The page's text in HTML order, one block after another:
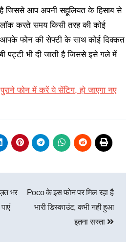
जिससे आप अपनी सहूलियत के हिसाब से
करते समय किसी तरह की कोई
फोन की सेफ्टी के साथ कोई दिक्कत
पट्टी भी दी जाती है जिससे इसे गले में
फोन में करें ये सेंटिग, हो जाएगा नए
भर
Poco के इस फोन पर मिल रहा है
भारी डिस्काउंट, कभी नही हुआ
इतना सस्ता